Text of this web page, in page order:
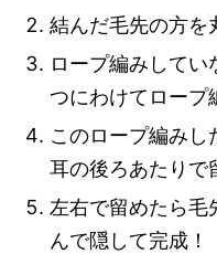
結んだ毛先の方を
ロープ編みして
つにわけてロープ
このロープ編みし
耳の後ろあたりで
左右で留めたら毛
んで隠して完成！